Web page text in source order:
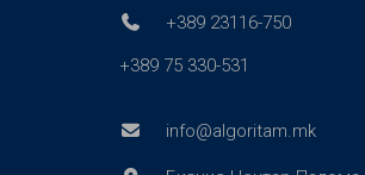
+389 23116-750
+389 75 330-531
info@algoritam.mk